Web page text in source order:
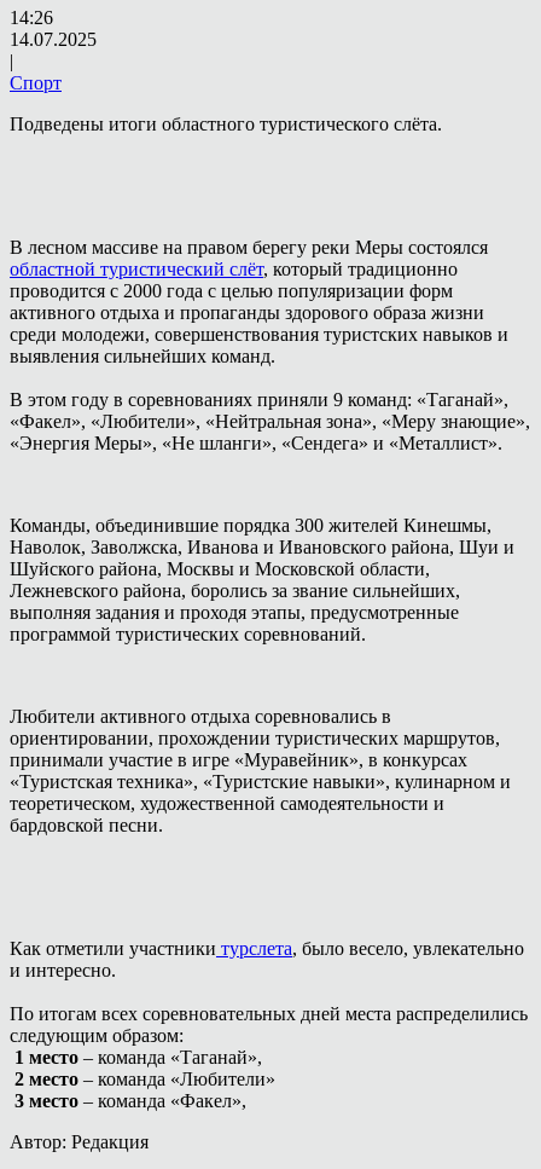
14:26
14.07.2025
|
Спорт
Подведены итоги областного туристического слёта.
В лесном массиве на правом берегу реки Меры состоялся
областной туристический слёт, который традиционно
проводится с 2000 года с целью популяризации форм
активного отдыха и пропаганды здорового образа жизни
среди молодежи, совершенствования туристских навыков и
выявления сильнейших команд.
В этом году в соревнованиях приняли 9 команд: «Таганай»,
«Факел», «Любители», «Нейтральная зона», «Меру знающие»,
«Энергия Меры», «Не шланги», «Сендега» и «Металлист».
Команды, объединившие порядка 300 жителей Кинешмы,
Наволок, Заволжска, Иванова и Ивановского района, Шуи и
Шуйского района, Москвы и Московской области,
Лежневского района, боролись за звание сильнейших,
выполняя задания и проходя этапы, предусмотренные
программой туристических соревнований.
Любители активного отдыха соревновались в
ориентировании, прохождении туристических маршрутов,
принимали участие в игре «Муравейник», в конкурсах
«Туристская техника», «Туристские навыки», кулинарном и
теоретическом, художественной самодеятельности и
бардовской песни.
Как отметили участники турслета, было весело, увлекательно
и интересно.
По итогам всех соревновательных дней места распределились
следующим образом:
1 место – команда «Таганай»,
2 место – команда «Любители»
3 место – команда «Факел»,
Автор: Редакция